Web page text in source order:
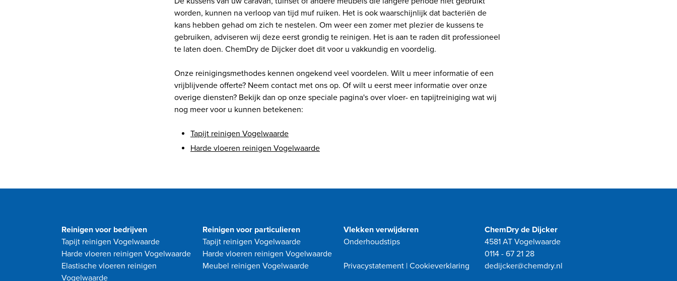
worden, kunnen na verloop van tijd muf ruiken. Het is ook waarschijnlijk dat bacteriën de
kans hebben gehad om zich te nestelen. Om weer een zomer met plezier de kussens te
gebruiken, adviseren wij deze eerst grondig te reinigen. Het is aan te raden dit professioneel
te laten doen. ChemDry de Dijcker doet dit voor u vakkundig en voordelig.
Onze reinigingsmethodes kennen ongekend veel voordelen. Wilt u meer informatie of een
vrijblijvende offerte? Neem contact met ons op. Of wilt u eerst meer informatie over onze
overige diensten? Bekijk dan op onze speciale pagina's over vloer- en tapijtreiniging wat wij
nog meer voor u kunnen betekenen:
Tapijt reinigen Vogelwaarde
Harde vloeren reinigen Vogelwaarde
Reinigen voor bedrijven
Tapijt reinigen Vogelwaarde
Harde vloeren reinigen Vogelwaarde
Elastische vloeren reinigen
Vogelwaarde
Reinigen voor particulieren
Tapijt reinigen Vogelwaarde
Harde vloeren reinigen Vogelwaarde
Meubel reinigen Vogelwaarde
Vlekken verwijderen
Onderhoudstips
Privacystatement| Cookieverklaring
ChemDry de Dijcker
4581 AT Vogelwaarde
0114 - 67 21 28
dedijcker@chemdry.nl